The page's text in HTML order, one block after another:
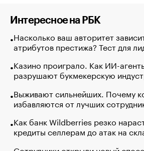
Интересное на РБК
Насколько ваш авторитет
атрибутов престижа? Тест для
Казино проиграло. Как ИИ-
разрушают букмекерскую
Выживают сильнейших. Почему
избавляются от лучших
Как банк Wildberries резко
кредиты селлерам до атак на